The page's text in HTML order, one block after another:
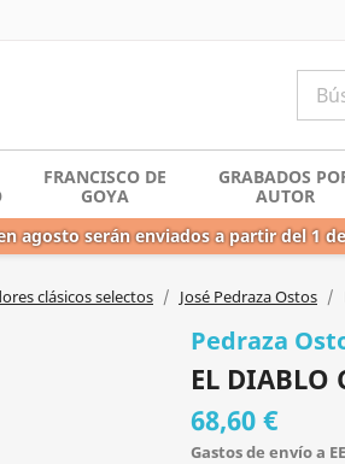
FRANCISCO DE
GOYA
GRABADOS
AUTOR
agosto serán enviados a partir del 1
clásicos selectos José Pedraza Ostos
Pedraza
EL DIABLO
68,60 €
Gastos de envío a